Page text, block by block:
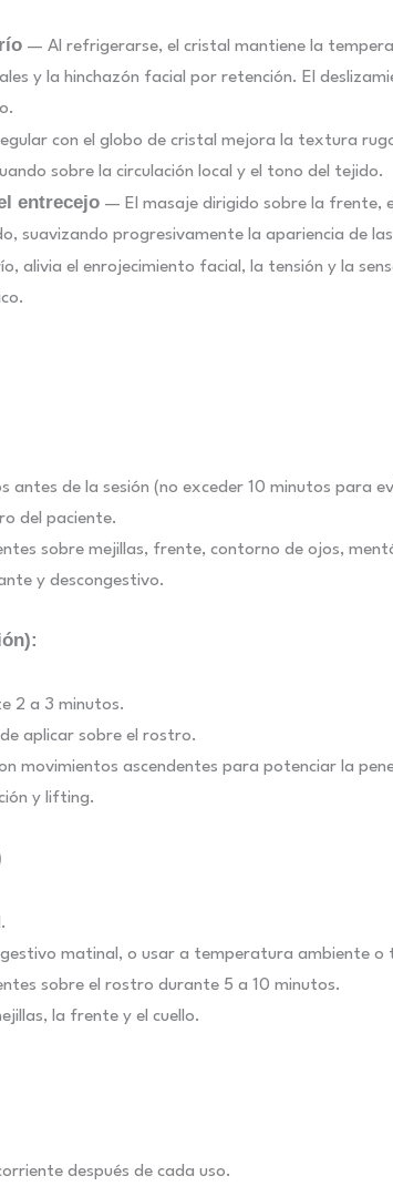
— Al refrigerarse, el cristal mantiene la
y la hinchazón facial por retención. El
con el globo de cristal mejora la textura
sobre la circulación local y el tono del tejido.
entrecejo — El masaje dirigido sobre la frente,
suavizando progresivamente la apariencia de
alivia el enrojecimiento facial, la tensión y la
de la sesión (no exceder 10 minutos para
del paciente.
sobre mejillas, frente, contorno de ojos,
y descongestivo.
2 a 3 minutos.
aplicar sobre el rostro.
movimientos ascendentes para potenciar la
y lifting.
matinal, o usar a temperatura ambiente
sobre el rostro durante 5 a 10 minutos.
la frente y el cuello.
después de cada uso.